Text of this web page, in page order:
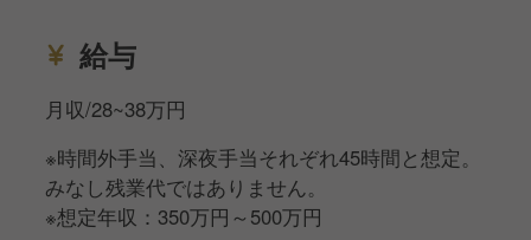
給与
月収/28~38万円
※時間外手当、深夜手当それぞれ45時間と想定。
みなし残業代ではありません。
※想定年収：350万円～500万円